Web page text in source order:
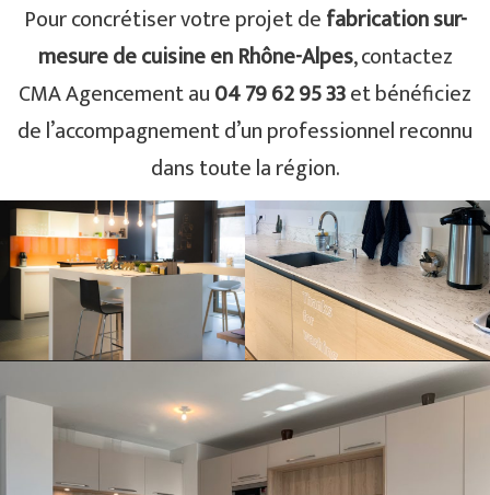
Pour concrétiser votre projet defabrication sur-
mesure de cuisine en Rhône-Alpes, contactez
CMA Agencement au04 79 62 95 33et bénéficiez
de l’accompagnement d’un professionnel reconnu
dans toute la région.